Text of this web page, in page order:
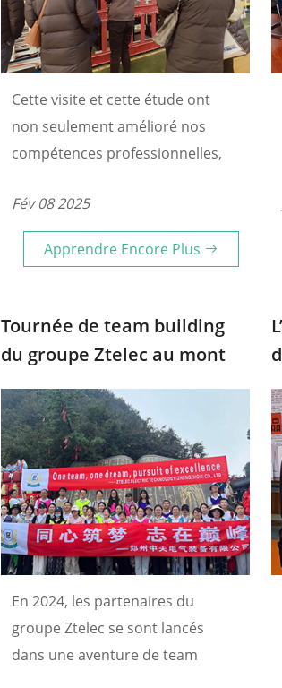
Cette visite et cette étude ont
non seulement amélioré nos
compétences professionnelles,
confiance en nos futurs projets.
Je suis convaincu qu'en
continuant à apprendre et à
obtenir de meilleurs résultats.
Fév 08 2025
Apprendre Encore Plus
Tournée de team building
du groupe Ztelec au mont
Laojun : Rassemblez vos
forces et atteignez le
sommet
En 2024, les partenaires du
groupe Ztelec se sont lancés
dans une aventure de team